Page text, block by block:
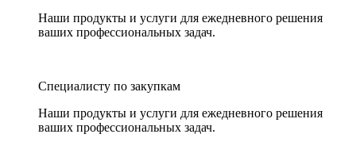
Наши продукты и услуги для ежедневного решения
ваших профессиональных задач.
Специалисту по закупкам
Наши продукты и услуги для ежедневного решения
ваших профессиональных задач.